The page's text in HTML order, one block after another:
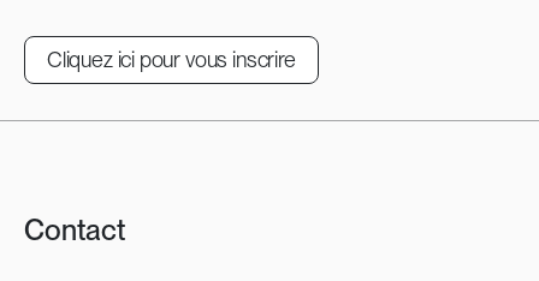
Cliquez ici pour vous inscrire
Contact